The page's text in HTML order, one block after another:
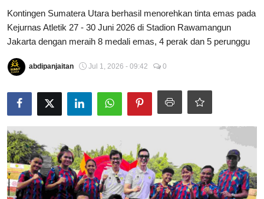
Privacy Policy
INFO SUMUT
SEPAKBOLA
ALL SPORT
Pedoman Media Siber
SPORTAIMENT
SOSOK
Kontingen Sumatera Utara berhasil menorehkan tinta emas pada
Kejurnas Atletik 27 - 30 Juni 2026 di Stadion Rawamangun
Jakarta dengan meraih 8 medali emas, 4 perak dan 5 perunggu
abdipanjaitan Jul 1, 2026 - 09:42 0